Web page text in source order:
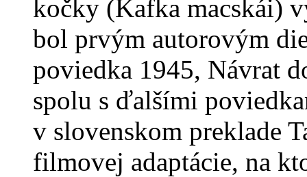
kočky (Kafka macskái)
bol prvým autorovým
poviedka 1945, Návrat
spolu s ďalšími
v slovenskom preklade
filmovej adaptácie, na